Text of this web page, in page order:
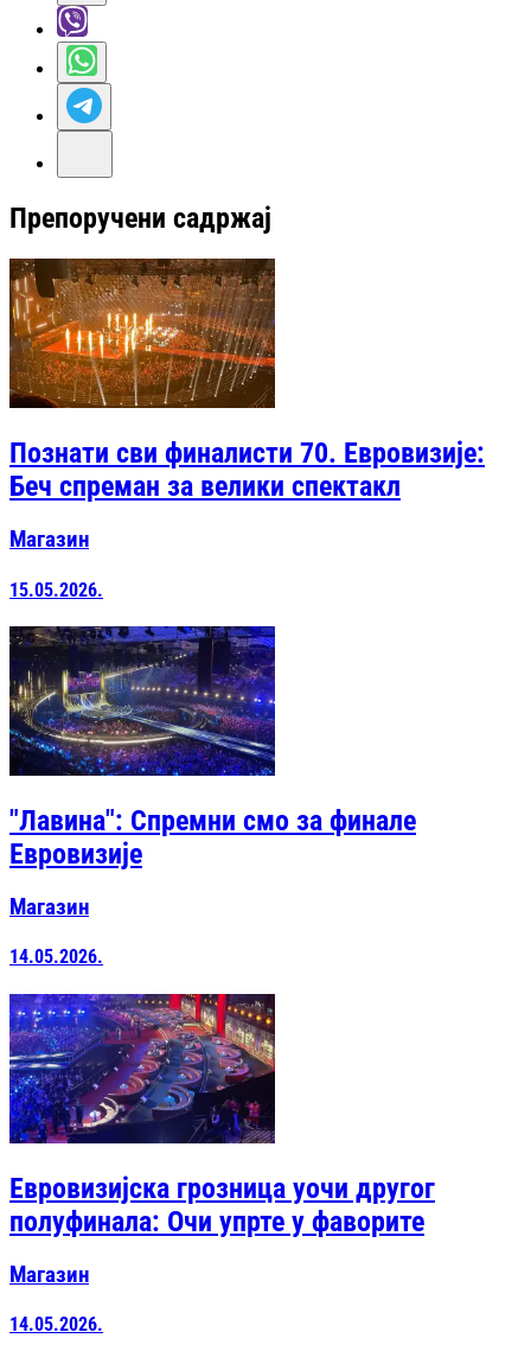
Препоручени садржај
Познати сви финалисти 70. Евровизије:
Беч спреман за велики спектакл
Магазин
15.05.2026.
"Лавина": Спремни смо за финале
Евровизије
Магазин
14.05.2026.
Евровизијска грозница уочи другог
полуфинала: Очи упрте у фаворите
Магазин
14.05.2026.